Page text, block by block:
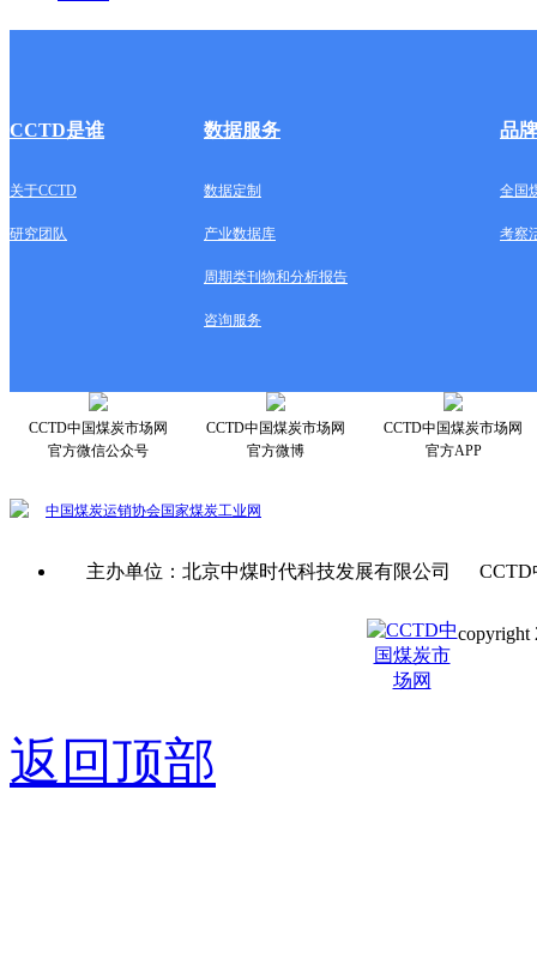
CCTD是谁 数据服务 品
关于CCTD 数据定制 全国
研究团队 产业数据库 考察
周期类刊物和分析报告
咨询服务
CCTD中国煤炭市场网
官方微信公众号
CCTD中国煤炭市场网
官方微博
CCTD中国煤炭市场网
官方APP
中国煤炭运销协会国家煤炭工业网
主办单位：北京中煤时代科技发展有限公司
copyright
返回顶部